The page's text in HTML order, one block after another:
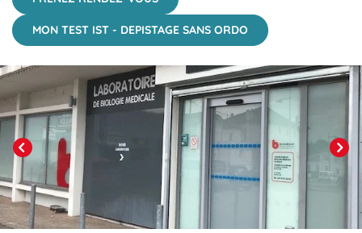
MON TEST IST - DEPISTAGE SANS ORDO
Previous
Next
Click to View in Slide Show